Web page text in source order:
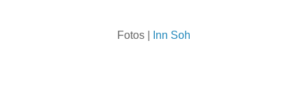
Fotos | Inn Soh